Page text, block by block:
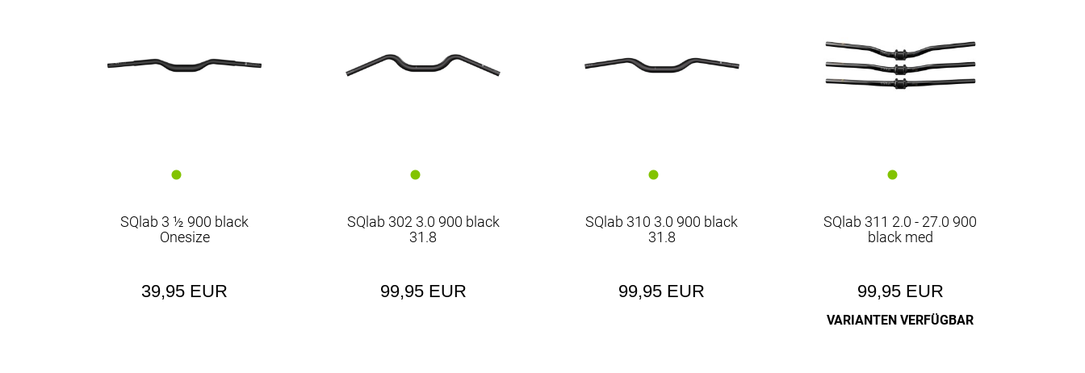
SQlab 3 ½ 900 black
Onesize
39,95 EUR
SQlab 302 3.0 900 black
31.8
99,95 EUR
SQlab 310 3.0 900 black
31.8
99,95 EUR
SQlab 311 2.0 - 27.0 900
black med
99,95 EUR
VARIANTEN VERFÜGBAR